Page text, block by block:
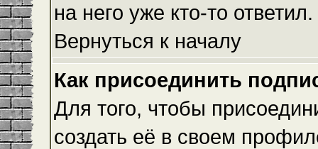
на него уже кто-то ответил.
Вернуться к началу
Как присоединить
Для того, чтобы
создать её в своем